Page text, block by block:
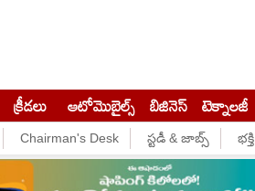
క్రీడలు ఆటోమొబైల్స్ బిజినెస్‌ టెక్నాలజీ
Chairman's Desk స్టడీ & జాబ్స్ భక్తి